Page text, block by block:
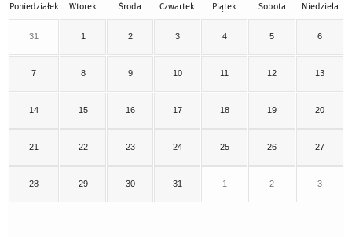
Poniedziałek Wtorek Środa Czwartek Piątek Sobota Niedziela
31 1 2 3 4 5 6
7 8 9 10 11 12 13
14 15 16 17 18 19 20
21 22 23 24 25 26 27
28 29 30 31 1 2 3